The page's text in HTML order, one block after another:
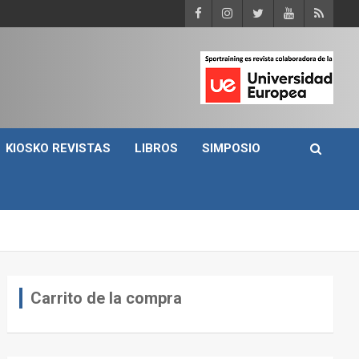
KIOSKO REVISTAS LIBROS SIMPOSIO
Carrito de la compra